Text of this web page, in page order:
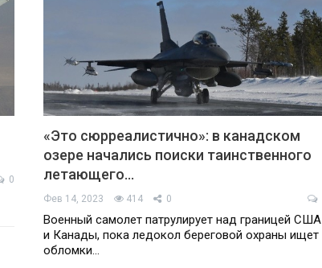
0
«Это сюрреалистично»: в канадском
озере начались поиски таинственного
летающего…
Фев 14, 2023 414 0
Военный самолет патрулирует над границей США
и Канады, пока ледокол береговой охраны ищет
обломки…